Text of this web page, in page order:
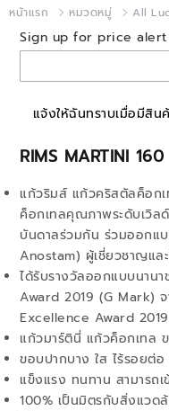
หน้าแรก หมวดหมู่ All
RIMS MARTINI
แก้วริมส์ แก้วคริสตัลค็อก
ค็อกเทลคุณภาพระดับเวิ
บันดาลร่วมกัน ร่วมออกแ
Anostam) ผู้เชี่ยวชาญแล
ได้รับรางวัลออกแบบนาน
Award 2019 (G Mark)
Excellence Award
แก้วมาร์ตินี่ แก้วค็อกเทล
ขอบปากบาง ใส ไร้รอยต่
แข็งแรง ทนทาน สามารถเ
100% เป็นมิตรกับสิ่งแวด
Sign up for price alert
แจ้งให้ฉันทราบเมื่อมีสิน